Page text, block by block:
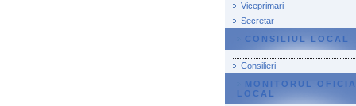
Viceprimari
Secretar
CONSILIUL LOCAL
Consilieri
MONITORUL
LOCAL